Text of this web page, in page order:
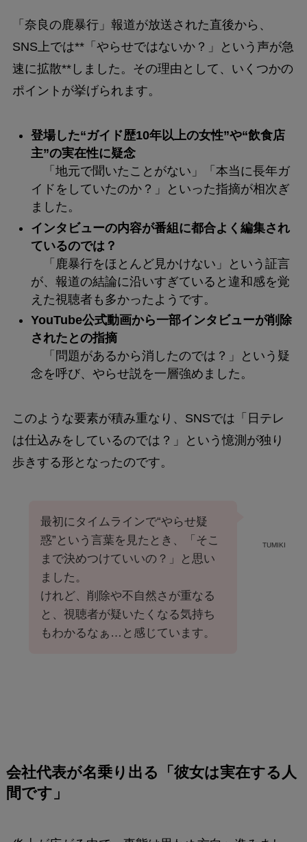
「奈良の鹿暴行」報道が放送された直後から、
SNS上では**「やらせではないか？」という声が急
速に拡散**しました。その理由として、いくつかの
ポイントが挙げられます。
登場した“ガイド歴10年以上の女性”や“飲食店
主”の実在性に疑念
「地元で聞いたことがない」「本当に長年ガ
イドをしていたのか？」といった指摘が相次ぎ
ました。
インタビューの内容が番組に都合よく編集され
ているのでは？
「鹿暴行をほとんど見かけない」という証言
が、報道の結論に沿いすぎていると違和感を覚
えた視聴者も多かったようです。
YouTube公式動画から一部インタビューが削除
されたとの指摘
「問題があるから消したのでは？」という疑
念を呼び、やらせ説を一層強めました。
このような要素が積み重なり、SNSでは「日テレ
は仕込みをしているのでは？」という憶測が独り
歩きする形となったのです。
TUMIKI
最初にタイムラインで“やらせ疑
惑”という言葉を見たとき、「そこ
まで決めつけていいの？」と思い
ました。
けれど、削除や不自然さが重なる
と、視聴者が疑いたくなる気持ち
もわかるなぁ…と感じています。
会社代表が名乗り出る「彼女は実在する人
間です」